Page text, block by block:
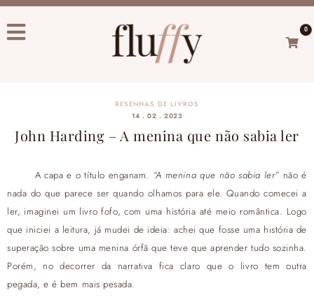
0
RESENHAS DE LIVROS
14 . 02 . 2023
John Harding – A menina que não sabia ler
A capa e o título enganam. “A menina que não sabia ler” não é
nada do que parece ser quando olhamos para ele. Quando comecei a
ler, imaginei um livro fofo, com uma história até meio romântica. Logo
que iniciei a leitura, já mudei de ideia: achei que fosse uma história de
superação sobre uma menina órfã que teve que aprender tudo sozinha.
Porém, no decorrer da narrativa fica claro que o livro tem outra
pegada, e é bem mais pesada.